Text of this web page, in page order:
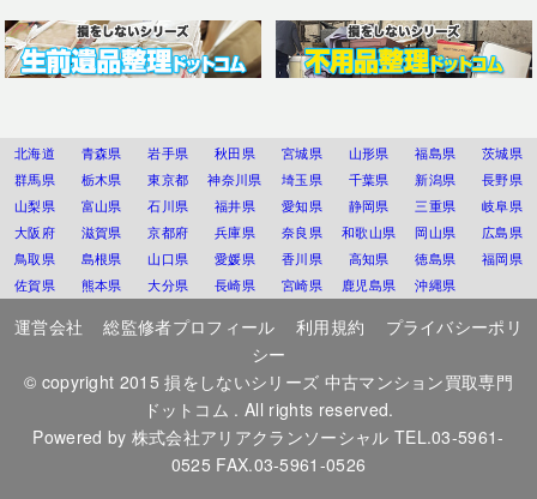
北海道 青森県 岩手県 秋田県 宮城県 山形県 福島県
茨城県
群馬県
栃木県 東京都 神奈川県 埼玉県 千葉県 新潟県
長野県
山梨県
富山県 石川県 福井県 愛知県 静岡県 三重県
岐阜県
大阪府
滋賀県 京都府 兵庫県 奈良県 和歌山県 岡山県
広島県
鳥取県
島根県 山口県 愛媛県 香川県 高知県 徳島県
福岡県
佐賀県
熊本県 大分県 長崎県 宮崎県 鹿児島県 沖縄県
運営会社 総監修者プロフィール 利用規約
プライバシーポリ
シー
© copyright 2015損をしないシリーズ 中古マンション買取専門
ドットコム . All rights reserved.
Powered by 株式会社アリアクランソーシャル TEL.03-5961-
0525 FAX.03-5961-0526